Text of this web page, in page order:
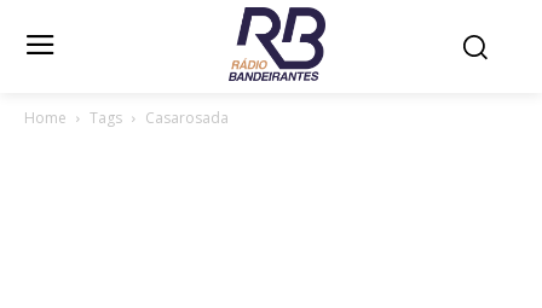
Home Tags Casarosada